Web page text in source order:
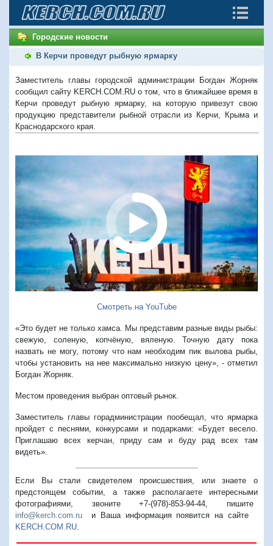
Городские новости
В Керчи проведут рыбную ярмарку
Заместитель главы городской администрации Богдан Жорняк
сообщил сайту KERCH.COM.RU о том, что в ближайшее время в
Керчи проведут рыбную ярмарку, на которую привезут свою
продукцию представители рыбной отрасли из Керчи, Крыма и
Краснодарского края.
Смотреть на YouTube
«Это будет не только хамса. Мы представим разные виды рыбы:
свежую, соленую, копчёную, вяленую. Точную дату пока
назвать не могу, потому что нам необходим пик вылова рыбы,
чтобы установить на нее максимально низкую цену», - отметил
Богдан Жорняк.
Местом проведения выбран оптовый рынок.
Заместитель главы горадминистрации пообещал, что ярмарка
пройдет с песнями, конкурсами и подарками: «Будет весело.
Приглашаю всех керчан, приду сам и буду рад всех там
видеть».
Если Вы стали свидетелем происшествия, или знаете о
предстоящем событии, а также располагаете интересными
фотографиями, звоните +7-(978)-853-94-44, пишите
info@kerch.com.ru и Ваша информация появится на сайте
KERCH.COM.RU